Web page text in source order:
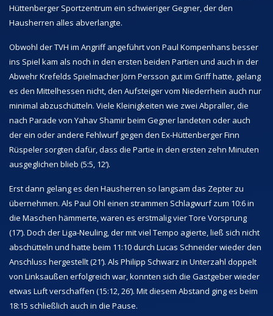
Hüttenberger Sportzentrum ein schwieriger Gegner, der den
Hausherren alles abverlangte.
Obwohl der TVH im Angriff angeführt von Paul Kompenhans besser
ins Spiel kam als noch in den ersten beiden Partien und auch in der
Abwehr Krefelds Spielmacher Jörn Persson gut im Griff hatte, gelang
es den Mittelhessen nicht, den Aufsteiger vom Niederrhein auch nur
minimal abzuschütteln. Viele Kleinigkeiten wie zwei Abpraller, die
nach Parade von Yahav Shamir beim Gegner landeten oder auch
der ein oder andere Fehlwurf gegen den Ex-Hüttenberger Finn
Rüspeler sorgten dafür, dass die Partie in den ersten zehn Minuten
ausgeglichen blieb (5:5, 12‘).
Erst dann gelang es den Hausherren so langsam das Zepter zu
übernehmen. Als Paul Ohl einen strammen Schlagwurf zum 10:6 in
die Maschen hämmerte, waren es erstmalig vier Tore Vorsprung
(17‘). Doch der Liga-Neuling, der mit viel Tempo agierte, ließ sich nicht
abschütteln und hatte beim 11:10 durch Lucas Schneider wieder den
Anschluss hergestellt (21‘). Als Philipp Schwarz in Unterzahl doppelt
von Linksaußen erfolgreich war, konnten sich die Gastgeber wieder
etwas Luft verschaffen (15:12, 26‘). Mit diesem Abstand ging es beim
18:15 schließlich auch in die Pause.